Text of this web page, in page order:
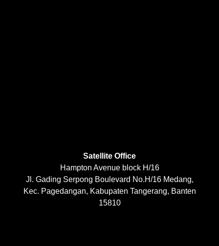
Satellite Office
Hampton Avenue block H/16
Jl. Gading Serpong Boulevard No.H/16 Medang,
Kec. Pagedangan, Kabupaten Tangerang, Banten
15810